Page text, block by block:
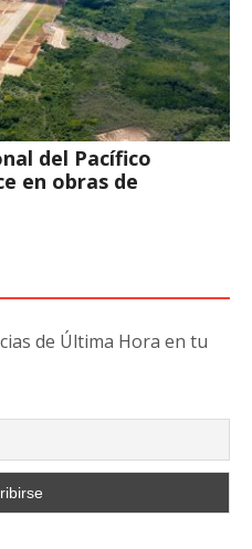
del Pacífico
en obras de
de Última Hora en tu